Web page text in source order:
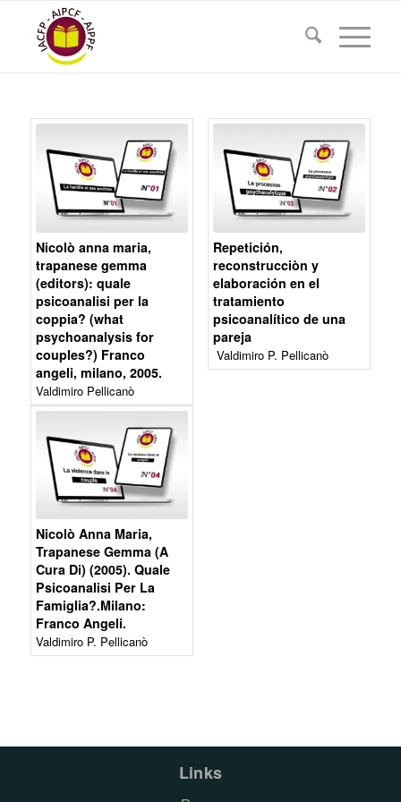
Nicolò anna maria,
trapanese gemma
(editors): quale
psicoanalisi per la
coppia? (what
psychoanalysis for
couples?) Franco
angeli, milano, 2005.
Valdimiro Pellicanò
Repetición,
reconstrucciòn y
elaboración en el
tratamiento
psicoanalítico de una
pareja
Valdimiro P. Pellicanò
Nicolò Anna Maria,
Trapanese Gemma (A
Cura Di) (2005). Quale
Psicoanalisi Per La
Famiglia?.Milano:
Franco Angeli.
Valdimiro P. Pellicanò
Links